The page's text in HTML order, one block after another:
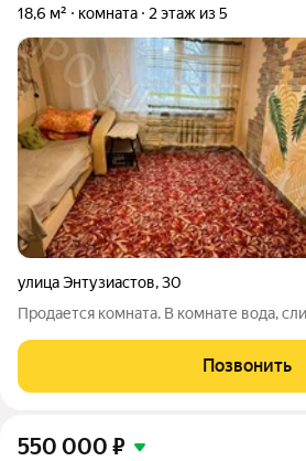
18,6 м² комната 2 этаж из 5
улица Энтузиастов,30
Продается комната. В комнате вода,
Позвонить
550 000 ₽